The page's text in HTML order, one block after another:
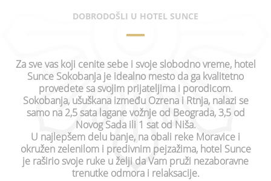
DOBRODOŠLI U HOTEL SUNCE
Za sve vas koji cenite sebe i svoje slobodno vreme, hotel
Sunce Sokobanja je idealno mesto da ga kvalitetno
provedete sa svojim prijateljima i porodicom.
Sokobanja, ušuškana između Ozrena i Rtnja, nalazi se
samo na 2,5 sata lagane vožnje od Beograda, 3,5 od
Novog Sada ili 1 sat od Niša.
U najlepšem delu banje, na obali reke Moravice i
okružen zelenilom i predivnim pejzažima, hotel Sunce
je raširio svoje ruke u želji da Vam pruži nezaboravne
trenutke odmora i relaksacije.